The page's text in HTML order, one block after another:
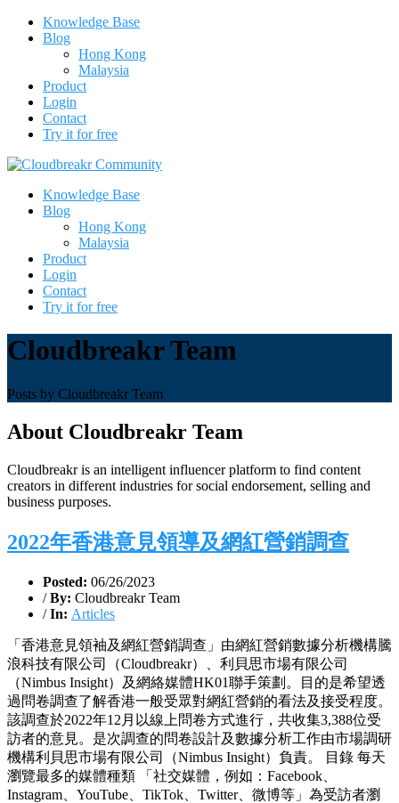
Knowledge Base
Blog
Hong Kong
Malaysia
Product
Login
Contact
Try it for free
Knowledge Base
Blog
Hong Kong
Malaysia
Product
Login
Contact
Try it for free
Cloudbreakr Team
Posts by Cloudbreakr Team
About Cloudbreakr Team
Cloudbreakr is an intelligent influencer platform to find content
creators in different industries for social endorsement, selling and
business purposes.
2022年香港意見領導及網紅營銷調查
Posted: 06/26/2023
/ By: Cloudbreakr Team
/ In: Articles
「香港意見領袖及網紅營銷調查」由網紅營銷數據分析機構騰
浪科技有限公司（Cloudbreakr）、利貝思市場有限公司
（Nimbus Insight）及網絡媒體HK01聯手策劃。目的是希望透
過問卷調查了解香港一般受眾對網紅營銷的看法及接受程度。
該調查於2022年12月以線上問卷方式進行，共收集3,388位受
訪者的意見。是次調查的問卷設計及數據分析工作由市場調研
機構利貝思市場有限公司（Nimbus Insight）負責。 目錄 每天
瀏覽最多的媒體種類 「社交媒體，例如：Facebook、
Instagram、YouTube、TikTok、Twitter、微博等」為受訪者瀏